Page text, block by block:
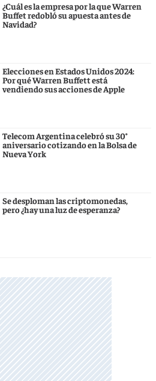
¿Cuál es la empresa por la que Warren
Buffet redobló su apuesta antes de
Navidad?
Elecciones en Estados Unidos 2024:
Por qué Warren Buffett está
vendiendo sus acciones de Apple
Telecom Argentina celebró su 30°
aniversario cotizando en la Bolsa de
Nueva York
Se desploman las criptomonedas,
pero ¿hay una luz de esperanza?